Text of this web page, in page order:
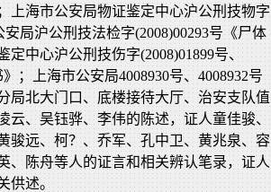
上海市公安局物证鉴定中心沪公刑技物字
局沪公刑技法检字(2008)00293号《尸体
中心沪公刑技伤字(2008)01899号、
；上海市公安局4008930号、4008932号
局北大门口、底楼接待大厅、治安支队值
云、吴钰骅、李伟的陈述，证人童佳骏、
骏远、柯？、乔军、孔中卫、黄兆泉、容
、陈舟等人的证言和相关辨认笔录，证人
供述。